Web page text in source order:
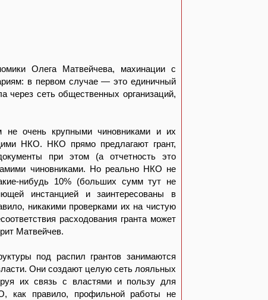
Олега Матвейчева, махинации с
в первом случае — это единичный
через сеть общественных организаций,
очень крупными чиновниками и их
НКО. НКО прямо предлагают грант,
при этом (а отчетность это
чиновниками. Но реально НКО не
нибудь 10% (больших сумм тут не
инстанцией и заинтересованы в
никакими проверками их на чистую
расходования гранта может
Матвейчев.
под распил грантов занимаются
Они создают целую сеть лояльных
их связь с властями и пользу для
как правило, профильной работы не